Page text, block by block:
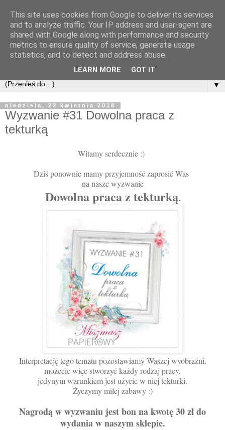
▼
niedziela, 22 kwietnia 2018
Wyzwanie #31 Dowolna praca z
tekturką
Witamy serdecznie :)
Dziś ponownie mamy przyjemność zaprosić Was
na nasze wyzwanie
Dowolna praca z tekturką.
Interpretację tego tematu pozostawiamy Waszej wyobraźni,
możecie więc stworzyć każdy rodzaj pracy,
jedynym warunkiem jest użycie w niej tekturki.
Życzymy miłej zabawy :)
Nagrodą w wyzwaniu jest bon na kwotę 30 zł do
wydania w naszym sklepie.
This site uses cookies from Google to deliver its services
and to analyze traffic. Your IP address and user-agent are
shared with Google along with performance and security
metrics to ensure quality of service, generate usage
statistics, and to detect and address abuse.
LEARN MORE GOT IT